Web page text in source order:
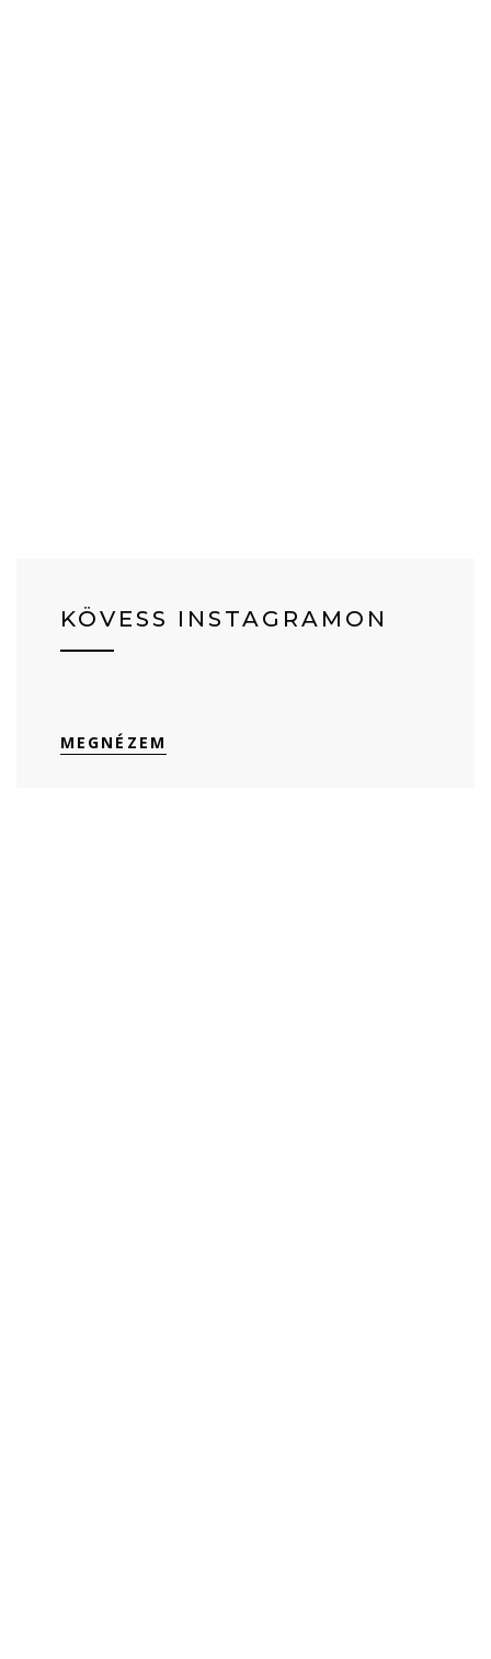
KÖVESS INSTAGRAMON
MEGNÉZEM